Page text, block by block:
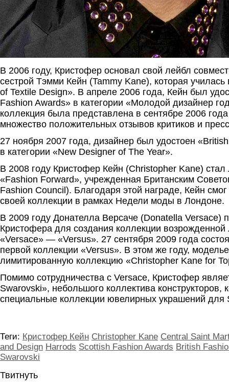
В 2006 году, Кристофер основал свой лейбл
сестрой Тэмми Кейн (Tammy Kane), которая
of Textile Design». В апреле 2006 года, Кейн был
Fashion Awards» в категории «Молодой дизайнер
коллекция была представлена в сентябре 2006
множество положительных отзывов критиков и
27 ноября 2007 года, дизайнер был удостоен
в категории «New Designer of The Year».
В 2008 году Кристофер Кейн (Christopher Kane)
«Fashion Forward», учрежденная Британским
Fashion Council). Благодаря этой награде, Кейн смог
своей коллекции в рамках Недели моды в Лондоне.
В 2009 году Донателла Версаче (Donatella Versace)
Кристофера для создания коллекции
«Versace» — «Versus». 27 сентября 2009 года
первой коллекции «Versus». В этом же году,
лимитированную коллекцию «Christopher Kane for
Помимо сотрудничества с Versace, Кристофер
Swarovski», небольшого коллектива конструкторов,
специальные коллекции ювелирных украшений для
Теги: Кристофер Кейн Christopher Kane Central Saint
and Design Harrods Scottish Fashion Awards British
Swarovski
Твитнуть